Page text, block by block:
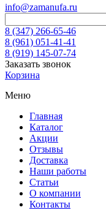
info@zamanufa.ru
8 (347) 266-65-46
8 (961) 051-41-41
8 (919) 145-07-74
Заказать звонок
Корзина
Меню
Главная
Каталог
Акции
Отзывы
Доставка
Наши работы
Статьи
О компании
Контакты